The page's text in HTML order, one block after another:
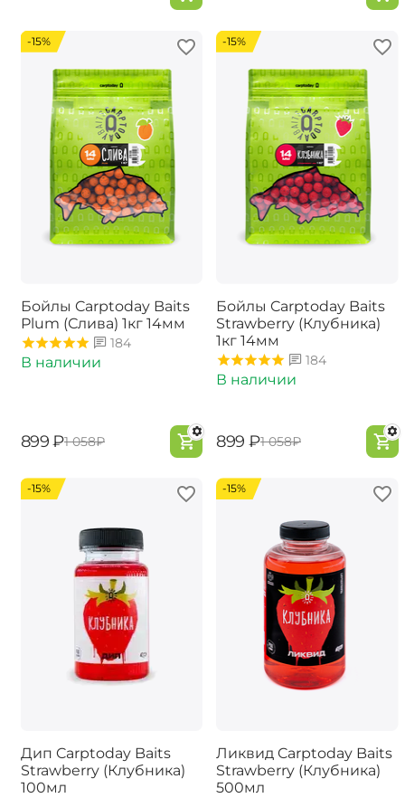
-15%
Бойлы Carptoday Baits
Plum (Слива) 1кг 14мм
184
В наличии
‍899‍ ₽‍1 058‍₽
-15%
Бойлы Carptoday Baits
Strawberry (Клубника)
1кг 14мм
184
В наличии
‍899‍ ₽‍1 058‍₽
-15%
Дип Carptoday Baits
Strawberry (Клубника)
100мл
-15%
Ликвид Carptoday Baits
Strawberry (Клубника)
500мл